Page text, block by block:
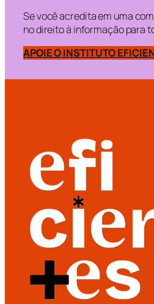
Se você acredita em uma
no direito à informação para
APOIE O INSTITUTO